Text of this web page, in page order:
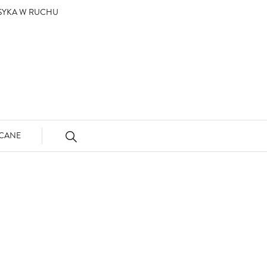
W RUCHU